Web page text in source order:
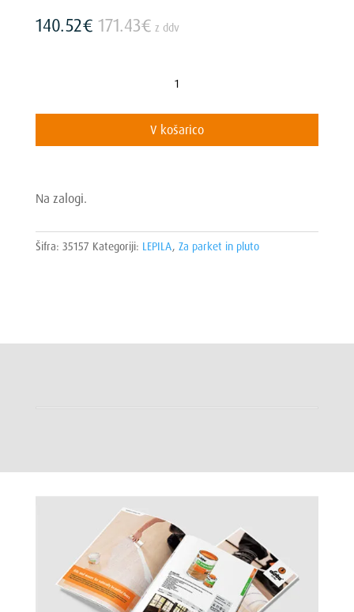
140.52€ 171.43€ z ddv
4519
količina
V košarico
Na zalogi.
Šifra: 35157 Kategoriji: LEPILA, Za parket in pluto